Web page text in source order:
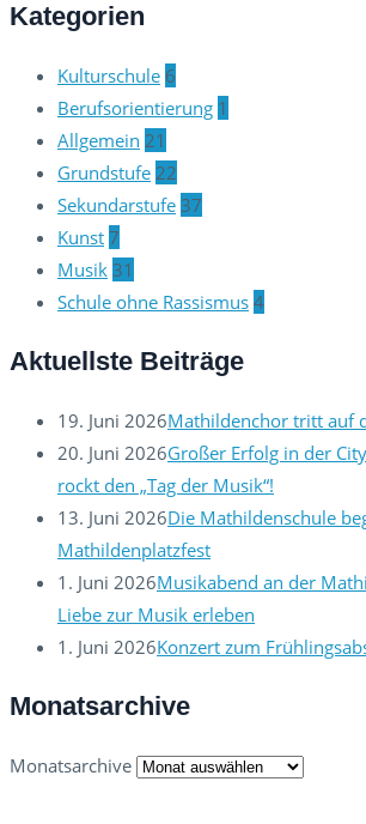
Kategorien
Kulturschule 6
Berufsorientierung 1
Allgemein 21
Grundstufe 22
Sekundarstufe 37
Kunst 7
Musik 31
Schule ohne Rassismus 4
Aktuellste Beiträge
19. Juni 2026Mathildenchor tritt auf
20. Juni 2026Großer Erfolg in der
rockt den „Tag der Musik“!
13. Juni 2026Die Mathildenschule
Mathildenplatzfest
1. Juni 2026Musikabend an der
Liebe zur Musik erleben
1. Juni 2026Konzert zum
Monatsarchive
Monatsarchive